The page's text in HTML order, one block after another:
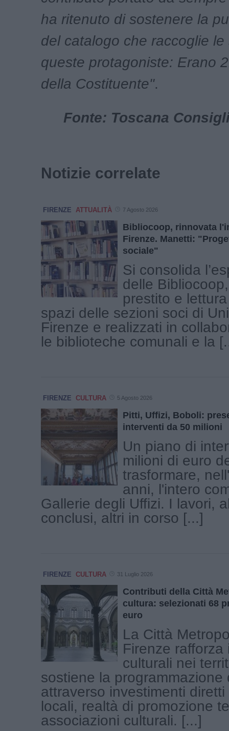
ha ritenuto di sostenere la
del catalogo che raccoglie le
queste protagoniste: Erano
della Costituente".
Fonte: Toscana
Notizie correlate
FIRENZE ATTUALITÀ 7 Agosto 2026
Bibliocoop, rinnovata
Firenze. Manetti:
sociale"
Si consolida
delle
prestito e
spazi delle sezioni soci di
Firenze e realizzati in
le biblioteche comunali e la
FIRENZE CULTURA 5 Agosto 2026
Pitti, Uffizi, Boboli:
interventi da 50 milioni
Un piano di
milioni di euro
trasformare,
anni, l'intero
Gallerie degli Uffizi. I lavori,
conclusi, altri in corso [...]
FIRENZE CULTURA 31 Luglio 2026
Contributi della Città
cultura: selezionati 68
euro
La Città
Firenze rafforza
culturali nei
sostiene la programmazione
attraverso investimenti
locali, realtà di promozione
associazioni culturali. [...]